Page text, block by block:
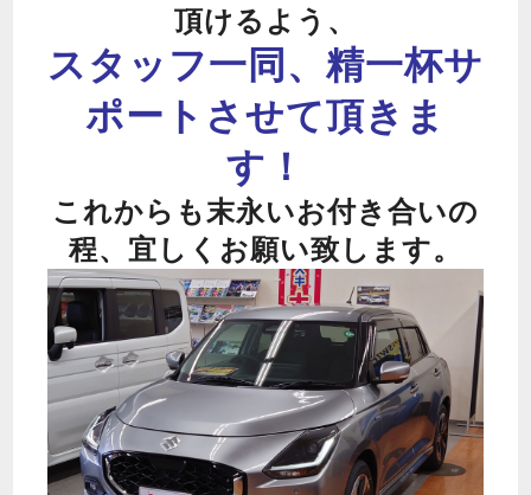
頂けるよう、
スタッフ一同、精一杯サ
ポートさせて頂きま
す！
これからも末永いお付き合いの
程、宜しくお願い致します。